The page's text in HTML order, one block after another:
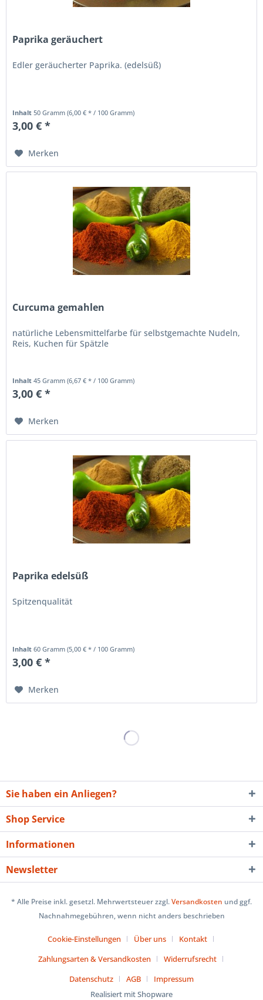
Paprika geräuchert
Edler geräucherter Paprika. (edelsüß)
Inhalt 50 Gramm(6,00 € * / 100 Gramm)
3,00 € *
Merken
Curcuma gemahlen
natürliche Lebensmittelfarbe für selbstgemachte Nudeln,
Reis, Kuchen für Spätzle
Inhalt45 Gramm(6,67 € * / 100 Gramm)
3,00 € *
Merken
Paprika edelsüß
Spitzenqualität
Inhalt60 Gramm(5,00 € * / 100 Gramm)
3,00 € *
Merken
Sie haben ein Anliegen?
Shop Service
Informationen
Newsletter
* Alle Preise inkl. gesetzl. Mehrwertsteuer zzgl.Versandkosten und ggf.
Nachnahmegebühren, wenn nicht anders beschrieben
Cookie-Einstellungen Über uns
Kontakt
Zahlungsarten & Versandkosten
Widerrufsrecht
Datenschutz
AGB
Impressum
Realisiert mit Shopware